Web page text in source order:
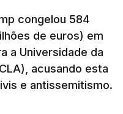
congelou 584
de euros) em
a Universidade da
acusando esta
e antissemitismo.